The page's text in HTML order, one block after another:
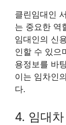
클린임대인
는 중요한 역
임대인의 신
인할 수 있으
용정보를 바
이는 임차인
다.
4. 임대